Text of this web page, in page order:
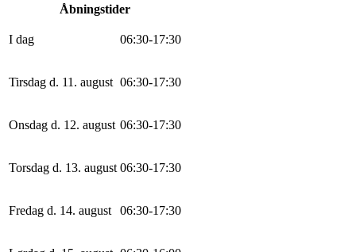
Åbningstider
I dag 06:30-17:30
Tirsdag d. 11. august 06:30-17:30
Onsdag d. 12. august 06:30-17:30
Torsdag d. 13. august 06:30-17:30
Fredag d. 14. august 06:30-17:30